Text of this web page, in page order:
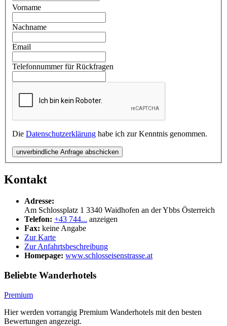
Vorname
Nachname
Email
Telefonnummer für Rückfragen
Die Datenschutzerklärung habe ich zur Kenntnis genommen.
unverbindliche Anfrage abschicken
Kontakt
Adresse:
Am Schlossplatz 1 3340 Waidhofen an der Ybbs Österreich
Telefon: +43 744... anzeigen
Fax: keine Angabe
Zur Karte
Zur Anfahrtsbeschreibung
Homepage: www.schlosseisenstrasse.at
Beliebte Wanderhotels
Premium
Hier werden vorrangig Premium Wanderhotels mit den besten
Bewertungen angezeigt.